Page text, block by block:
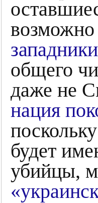
общего
даже не
нация
поскольку
будет
убийцы,